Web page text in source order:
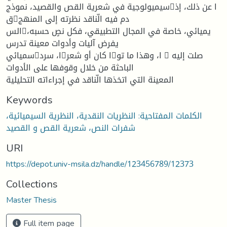
سيميولوجية في شعرية القص والقصيد، نموذجا عن ذلك، إذ
قدم فيه الّناقد نظرته إلى المنهج
السيميائي، خاصة في المجال التطبيقي، فكل نصٍ حسبه،
يفرض آليات وأدوات معينة تدرس
سميائيا، سردا كان أو شعرا، وهذا ما تو  صلت إليه
الباحثة من خلال وقوفها على الأدوات
المعينة التي اتخذها الّناقد في إجراءاته التحليلية
Keywords
الكلمات المفتاحية: النظريات النقدية، النظرية السيميائية،
شفرات النص، شعرية القص و القصيد
URI
https://depot.univ-msila.dz/handle/123456789/12373
Collections
Master Thesis
Full item page